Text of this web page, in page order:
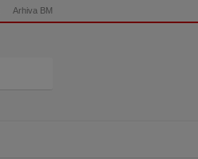
Arhiva BM